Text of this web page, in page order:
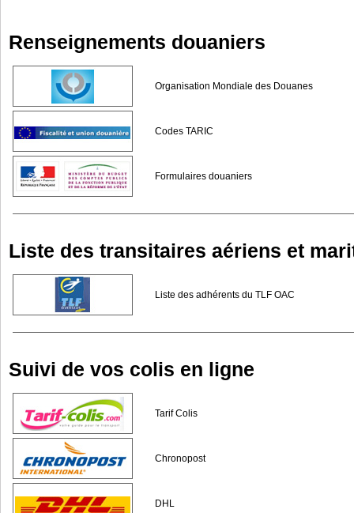
Renseignements douaniers
Organisation Mondiale des Douanes
Codes TARIC
Formulaires douaniers
Liste des transitaires aériens et
Liste des adhérents du TLF OAC
Suivi de vos colis en ligne
Tarif Colis
Chronopost
DHL